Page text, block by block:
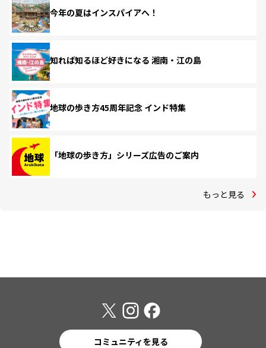
今年の夏はインスパイアへ！
知れば知るほど好きになる 湘南・江の島
地球の歩き方45周年記念 インド特集
「地球の歩き方」シリーズ広告のご案内
もっと見る
コミュニティを見る